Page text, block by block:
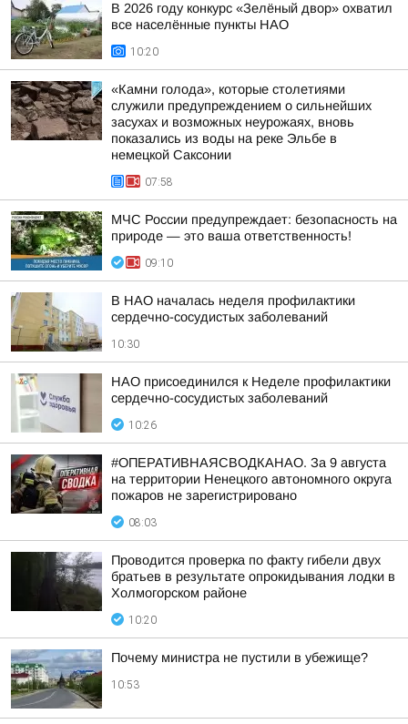
В 2026 году конкурс «Зелёный двор» охватил
все населённые пункты НАО
10:20
«Камни голода», которые столетиями
служили предупреждением о сильнейших
засухах и возможных неурожаях, вновь
показались из воды на реке Эльбе в
немецкой Саксонии
07:58
МЧС России предупреждает: безопасность на
природе — это ваша ответственность!
09:10
В НАО началась неделя профилактики
сердечно-сосудистых заболеваний
10:30
НАО присоединился к Неделе профилактики
сердечно-сосудистых заболеваний
10:26
#ОПЕРАТИВНАЯСВОДКАНАО. За 9 августа
на территории Ненецкого автономного округа
пожаров не зарегистрировано
08:03
Проводится проверка по факту гибели двух
братьев в результате опрокидывания лодки в
Холмогорском районе
10:20
Почему министра не пустили в убежище?
10:53